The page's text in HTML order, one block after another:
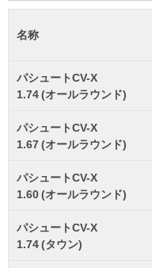
名称
パシュートCV-X
1.74 (オールラウンド)
パシュートCV-X
1.67 (オールラウンド)
パシュートCV-X
1.60 (オールラウンド)
パシュートCV-X
1.74 (タウン)